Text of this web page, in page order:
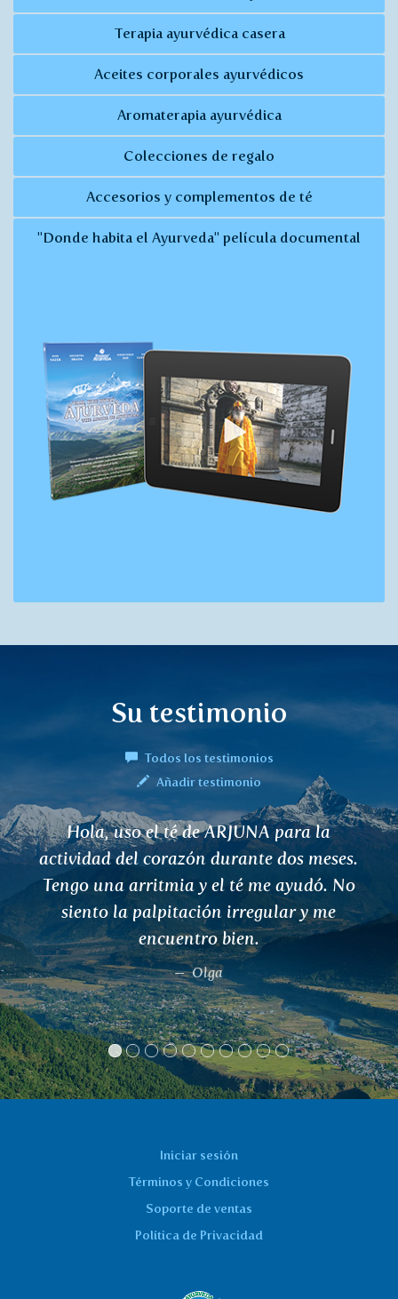
Terapia ayurvédica casera
Aceites corporales ayurvédicos
Aromaterapia ayurvédica
Colecciones de regalo
Accesorios y complementos de té
"Donde habita el Ayurveda" película documental
Su testimonio
Todos los testimonios
Añadir testimonio
Hola, uso el té de ARJUNA para la
actividad del corazón durante dos meses.
Tengo una arritmia y el té me ayudó. No
siento la palpitación irregular y me
encuentro bien.
Olga
Iniciar sesión
Términos y Condiciones
Soporte de ventas
Política de Privacidad